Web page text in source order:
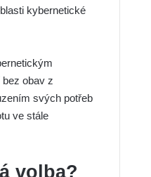
kybernetické
obav z
svých potřeb
ve stále
volba?